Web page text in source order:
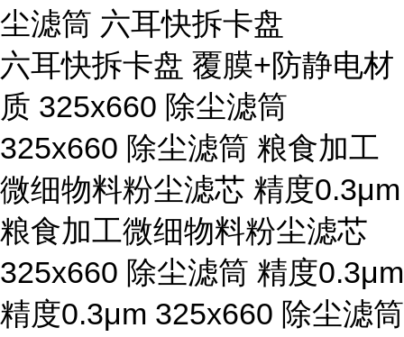
尘滤筒 六耳快拆卡盘
六耳快拆卡盘 覆膜+防静电材
质 325x660 除尘滤筒
325x660 除尘滤筒 粮食加工
微细物料粉尘滤芯 精度0.3μm
粮食加工微细物料粉尘滤芯
325x660 除尘滤筒 精度0.3μm
精度0.3μm 325x660 除尘滤筒